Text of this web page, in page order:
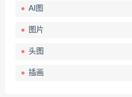
AI图
图片
头图
插画